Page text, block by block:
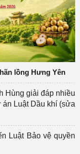
lồng Hưng Yên
Hùng giải đáp nhiều
án Luật Dầu khí (sửa
Luật Bảo vệ quyền